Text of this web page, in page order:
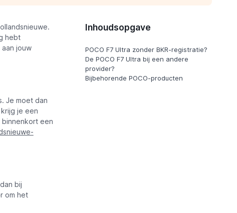
Inhoudsopgave
POCO F7 Ultra zonder BKR-registratie?
De POCO F7 Ultra bij een andere
provider?
Bijbehorende POCO-producten
hebt
jouw
Je moet dan
je een
een
bij
om het